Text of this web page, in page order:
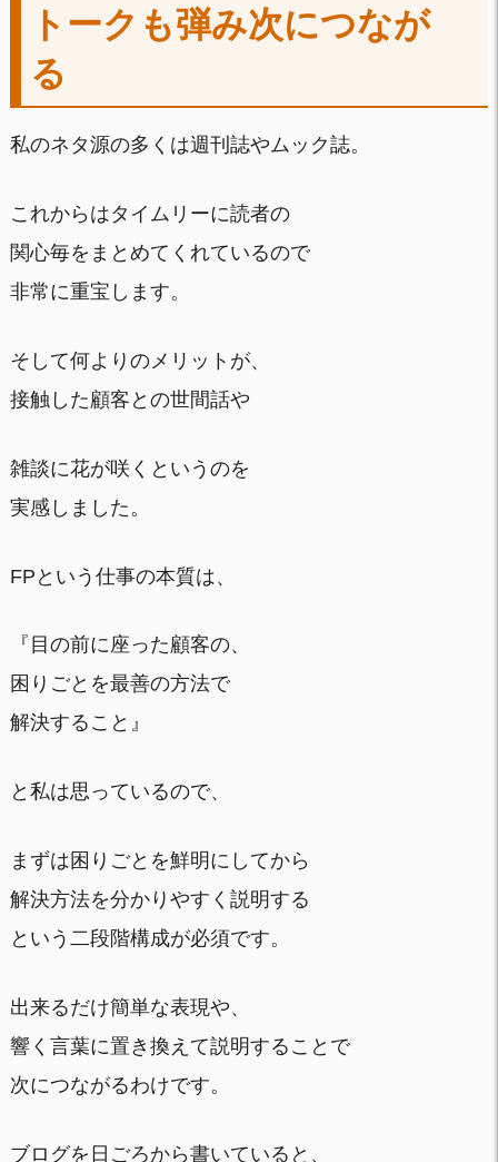
トークも弾み次につなが
る
私のネタ源の多くは週刊誌やムック誌。
これからはタイムリーに読者の
関心毎をまとめてくれているので
非常に重宝します。
そして何よりのメリットが、
接触した顧客との世間話や
雑談に花が咲くというのを
実感しました。
FPという仕事の本質は、
『目の前に座った顧客の、
困りごとを最善の方法で
解決すること』
と私は思っているので、
まずは困りごとを鮮明にしてから
解決方法を分かりやすく説明する
という二段階構成が必須です。
出来るだけ簡単な表現や、
響く言葉に置き換えて説明することで
次につながるわけです。
ブログを日ごろから書いていると、